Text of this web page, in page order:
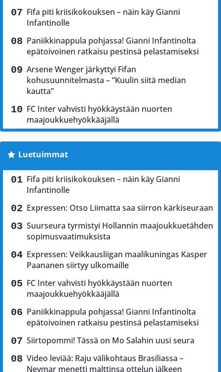
Fifa piti kriisikokouksen – näin käy Gianni
Infantinolle
Paniikkinappula pohjassa! Gianni Infantinolta
epätoivoinen ratkaisu pestinsä pelastamiseksi
Arsene Wenger järkyttyi Fifan
kohusuunnitelmasta – ”Kuulin siitä median
kautta”
FC Inter vahvisti hyökkäystään nuorten
maajoukkuehyökkääjällä
Luetuimmat
Fifa piti kriisikokouksen – näin käy Gianni
Infantinolle
Expressen: Otso Liimatta saa siirron kärkiseuraan
Suurseura tyrmistyi Hollannin maajoukkuetähden
sopimusvaatimuksista
Expressen: Veikkausliigan maalikuningas Kasper
Paananen siirtyy ulkomaille
FC Inter vahvisti hyökkäystään nuorten
maajoukkuehyökkääjällä
Paniikkinappula pohjassa! Gianni Infantinolta
epätoivoinen ratkaisu pestinsä pelastamiseksi
Siirtopommi! Tässä on Mo Salahin uusi seura
Video leviää: Raju välikohtaus Brasiliassa –
Neymar menetti malttinsa ottelun jälkeen